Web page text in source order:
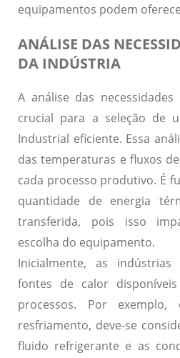
equipamentos podem
ANÁLISE DAS
DA INDÚSTRIA
A análise das
crucial para a seleção de
Industrial eficiente. Essa
das temperaturas e fluxos
cada processo produtivo. É
quantidade de energia
transferida, pois isso
escolha do equipamento.
Inicialmente, as
fontes de calor
processos. Por
resfriamento, deve-se
fluido refrigerante e as